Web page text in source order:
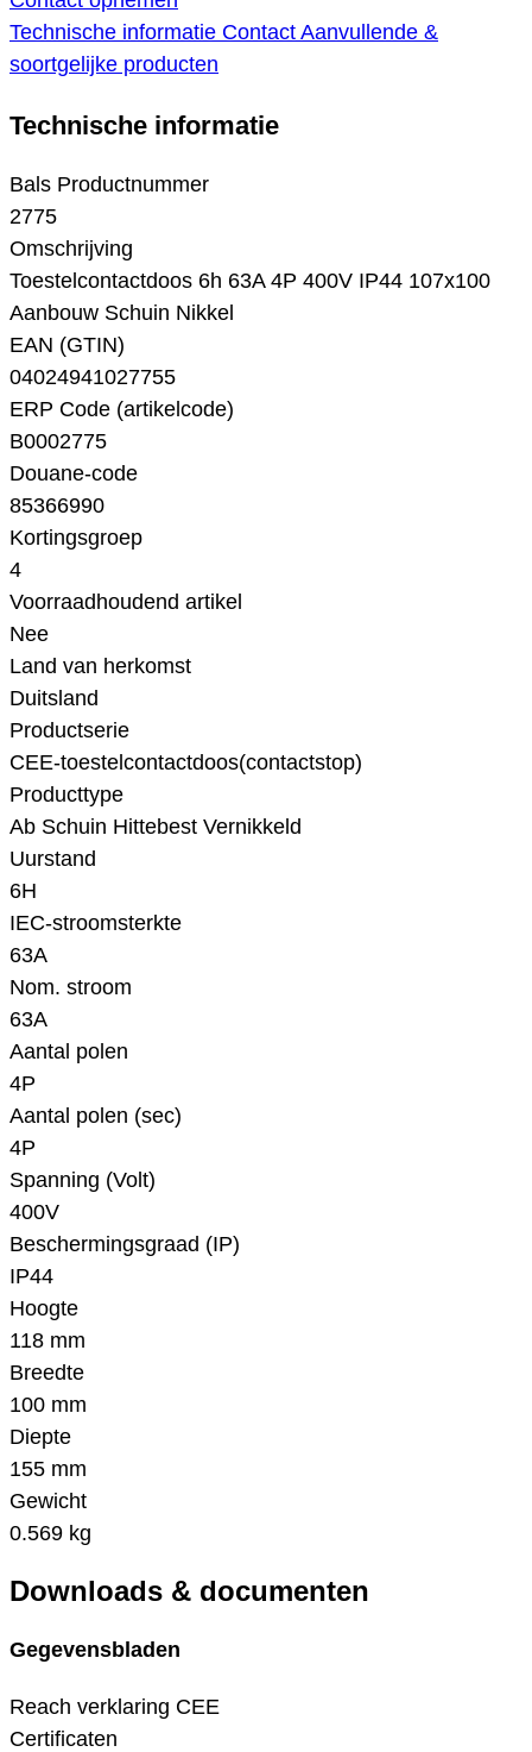
Technische informatie Contact Aanvullende &
soortgelijke producten
Technische informatie
Bals Productnummer
2775
Omschrijving
Toestelcontactdoos 6h 63A 4P 400V IP44 107x100
Aanbouw Schuin Nikkel
EAN (GTIN)
04024941027755
ERP Code (artikelcode)
B0002775
Douane-code
85366990
Kortingsgroep
4
Voorraadhoudend artikel
Nee
Land van herkomst
Duitsland
Productserie
CEE-toestelcontactdoos(contactstop)
Producttype
Ab Schuin Hittebest Vernikkeld
Uurstand
6H
IEC-stroomsterkte
63A
Nom. stroom
63A
Aantal polen
4P
Aantal polen (sec)
4P
Spanning (Volt)
400V
Beschermingsgraad (IP)
IP44
Hoogte
118 mm
Breedte
100 mm
Diepte
155 mm
Gewicht
0.569 kg
Downloads & documenten
Gegevensbladen
Reach verklaring CEE
Certificaten